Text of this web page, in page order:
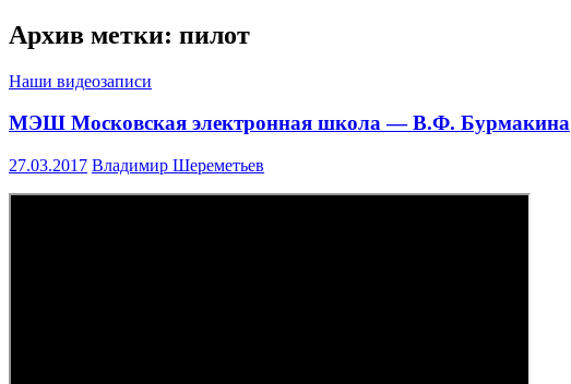
Архив метки: пилот
Наши видеозаписи
МЭШ Московская электронная школа — В.Ф. Бурмакина
27.03.2017 Владимир Шереметьев